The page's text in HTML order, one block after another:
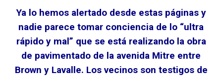
Ya lo hemos alertado desde estas páginas y
nadie parece tomar conciencia de lo “ultra
rápido y mal” que se está realizando la obra
de pavimentado de la avenida Mitre entre
Brown y Lavalle. Los vecinos son testigos de